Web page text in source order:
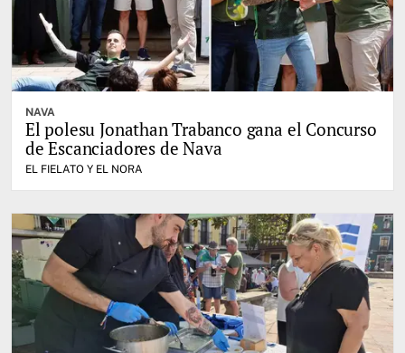
NAVA
El polesu Jonathan Trabanco gana el Concurso
de Escanciadores de Nava
EL FIELATO Y EL NORA